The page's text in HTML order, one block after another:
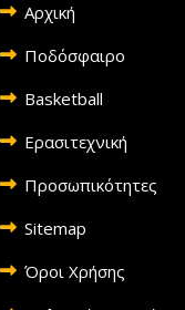
Αρχική
Ποδόσφαιρο
Basketball
Ερασιτεχνική
Προσωπικότητες
Sitemap
Όροι Χρήσης